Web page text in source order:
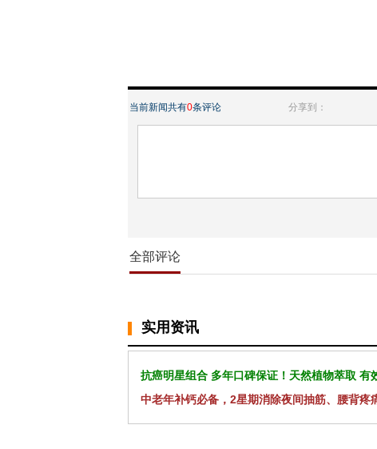
当前新闻共有0条评论 分享到：
全部评论
实用资讯
抗癌明星组合 多年口碑保证！天然植物萃取 有
中老年补钙必备，2星期消除夜间抽筋、腰背疼